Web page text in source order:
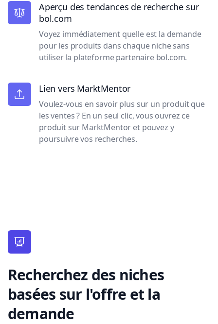
Aperçu des tendances de recherche sur
bol.com
Voyez immédiatement quelle est la demande
pour les produits dans chaque niche sans
utiliser la plateforme partenaire bol.com.
Lien vers MarktMentor
Voulez-vous en savoir plus sur un produit que
les ventes ? En un seul clic, vous ouvrez ce
produit sur MarktMentor et pouvez y
poursuivre vos recherches.
Recherchez des niches
basées sur l'offre et la
demande